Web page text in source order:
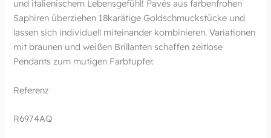
und italienischem Lebensgefühl! Pavés aus farbenfrohen
Saphiren überziehen 18karätige Goldschmuckstücke und
lassen sich individuell miteinander kombinieren. Variationen
mit braunen und weißen Brillanten schaffen zeitlose
Pendants zum mutigen Farbtupfer.
Referenz
R6974AQ